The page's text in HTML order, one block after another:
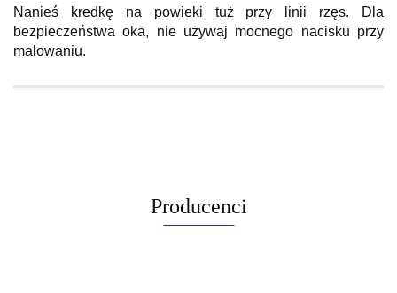
Nanieś kredkę na powieki tuż przy linii rzęs. Dla
bezpieczeństwa oka, nie używaj mocnego nacisku przy
malowaniu.
Producenci